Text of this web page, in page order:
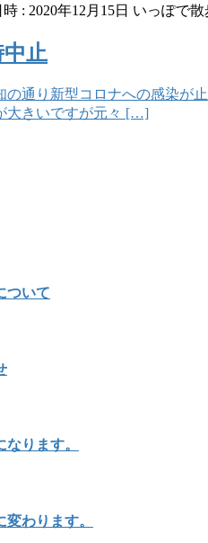
: 2020年12月15日 いっぽで散
止
通り新型コロナへの感染が
大きいですが元々 […]
ついて
ります。
わります。